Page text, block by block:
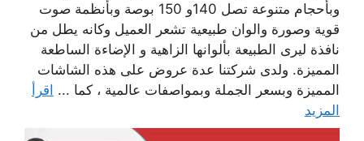
وبأحجام متنوعة تصل 140و 150 بوصة وبأنظمة صوت
قوية وصورة والوان طبيعية تشعر العميل وكانه يطل من
نافذة ليرى الطبيعة بألوانها الزاهية و الإضاءة الساطعة
المميزة. ولدى شركتنا عدة عروض على هذه الشاشات
المميزة وبسعر الجملة وبمواصفات عالمية ، كما ... اقرأ
المزيد